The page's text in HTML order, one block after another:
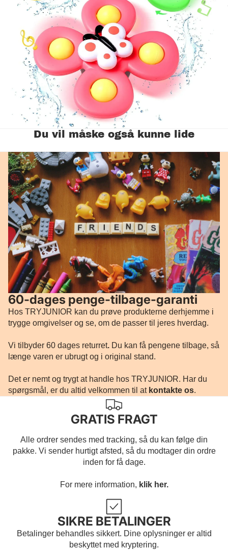
Du vil måske også kunne lide
60-dages penge-tilbage-garanti
Hos TRYJUNIOR kan du prøve produkterne derhjemme i
trygge omgivelser og se, om de passer til jeres hverdag.
Vi tilbyder 60 dages returret. Du kan få pengene tilbage, så
længe varen er ubrugt og i original stand.
Det er nemt og trygt at handle hos TRYJUNIOR. Har du
spørgsmål, er du altid velkommen til at kontakte os.
GRATIS FRAGT
Alle ordrer sendes med tracking, så du kan følge din
pakke. Vi sender hurtigt afsted, så du modtager din ordre
inden for få dage.
For mere information, klik her.
SIKRE BETALINGER
Betalinger behandles sikkert. Dine oplysninger er altid
beskyttet med kryptering.